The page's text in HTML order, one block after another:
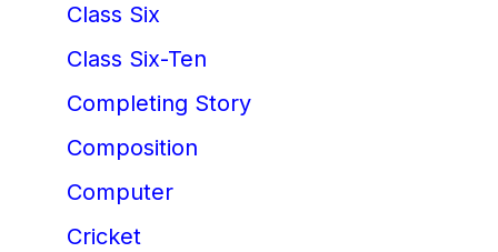
Class Six
Class Six-Ten
Completing Story
Composition
Computer
Cricket